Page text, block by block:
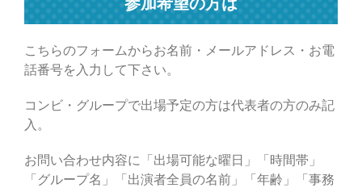
こちらのフォームからお名前・メールアドレス・お電
話番号を入力して下さい。
コンビ・グループで出場予定の方は代表者の方のみ記
入。
お問い合わせ内容に「出場可能な曜日」「時間帯」
「グループ名」「出演者全員の名前」「年齢」「事務